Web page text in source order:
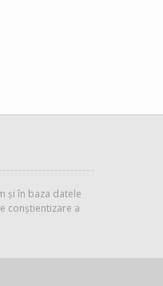
și în baza datele
conștientizare a